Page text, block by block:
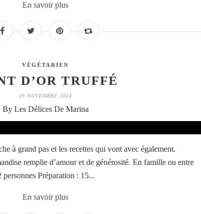
En savoir plus
VÉGÉTARIEN
D’OR TRUFFÉ
29 NOVEMBRE 2024
By Les Délices De Marina
à grand pas et les recettes qui vont avec également.
remplie d’amour et de générosité. En famille ou entre
personnes Préparation : 15...
En savoir plus